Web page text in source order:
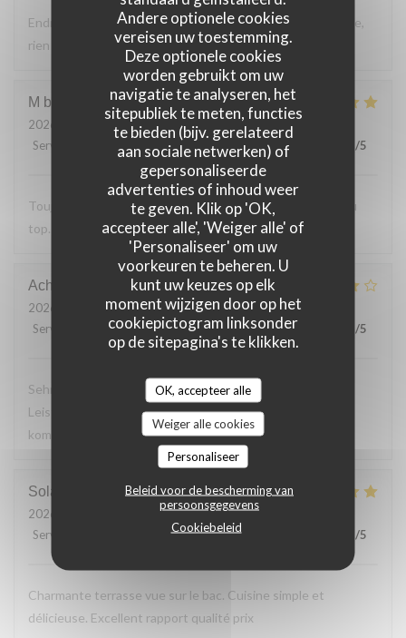
Andere optionele cookies
vereisen uw toestemming.
Deze optionele cookies
worden gebruikt om uw
navigatie te analyseren, het
sitepubliek te meten, functies
te bieden (bijv. gerelateerd
aan sociale netwerken) of
gepersonaliseerde
advertenties of inhoud weer
te geven. Klik op 'OK,
accepteer alle', 'Weiger alle' of
'Personaliseer' om uw
voorkeuren te beheren. U
kunt uw keuzes op elk
moment wijzigen door op het
cookiepictogram linksonder
op de sitepagina's te klikken.
OK, accepteer alle
Weiger alle cookies
Personaliseer
Beleid voor de bescherming van
persoonsgegevens
Cookiebeleid
Endroit tres accueillant, service efficace, personnel aimable,
rien a reprocher sur les plats.
M bouchon
2026-07-24
- 19:30 - Gasten 2
Service
5 /5 Keuken 5/5 Kwaliteit / Prijs /5
Toujours Aussi bon avec les produits locaux, l'accueil et au
top. Lo
Achim
2026-07-24
- 19:30 - Gasten 2
Service
Atmosfeer:4/5 Keuken: 4/5 Kwaliteit / Prijs /5
Sehr leckeres 3 Gang Menü mit guten Preis
Leistungsverhältnis. Nettes freundliches Personal Wir
kommen gerne wieder
Solange
2026-07-24
- 13:30 - Gasten 2
Service
5/5 Keuken:5 /5
Charmante terrasse vue sur le bac. Cuisine simple et
délicieuse. Excellent rapport qualité prix